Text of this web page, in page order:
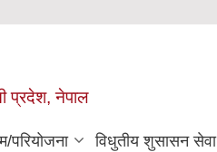
प्रदेश, नेपाल
परियोजना विधुतीय शुसासन सेवा